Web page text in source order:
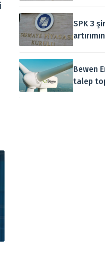
SPK 3
Bewen
talep